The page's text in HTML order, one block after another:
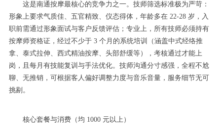
这是南通按摩最核心的竞争力之一。技师筛选标准极为严苛：
形象上要求气质佳、五官精致、仪态得体，年龄多在 22-28 岁，入
职前需通过形象面试与客户反馈评估；专业上，所有技师必须持有
按摩师资格证，经过不少于 3 个月的系统培训（涵盖中式经络推
拿、泰式拉伸、西式精油按摩、头部舒缓等），考核通过才能上
岗，且每月有技能复训与手法优化。技师沟通分寸感强，全程不尬
聊、无推销，可根据客人偏好调整力度与音乐音量，服务细节无可
挑剔。
核心套餐与消费（均 1000 元以上）